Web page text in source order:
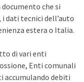
che si
dati tecnici dell’auto
estera o Italia.
di vari enti
Enti comunali
debiti